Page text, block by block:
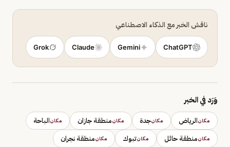
ناقش الخبر مع الذكاء الاصطناعي
ChatGPT
Gemini
Claude
Grok
وَرَد في الخبر
مكانالرياض مكانجدة مكانمنطقة جازان مكانالباحة
مكانمنطقة حائل مكانتبوك مكانمنطقة نجران